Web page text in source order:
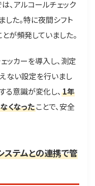
、アルコールチェック
た。特に夜間シフト
が頻発していました。
ッカーを導入し、測定
ない設定を行いまし
る意識が変化し、 1年
くなったことで、安全
テムとの連携で管